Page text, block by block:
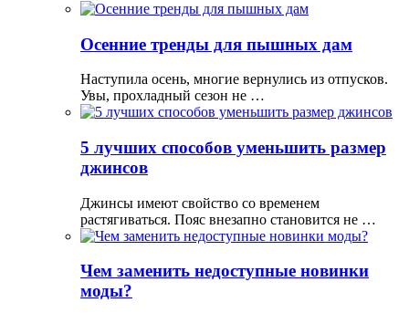
Осенние тренды для пышных дам
Наступила осень, многие вернулись из отпусков.
Увы, прохладный сезон не …
5 лучших способов уменьшить размер
джинсов
Джинсы имеют свойство со временем
растягиваться. Пояс внезапно становится не …
Чем заменить недоступные новинки
моды?